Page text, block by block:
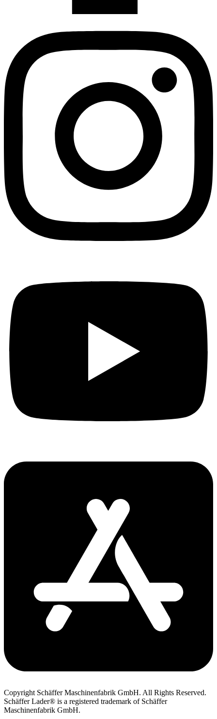
Copyright Schäffer Maschinenfabrik GmbH. All Rights Reserved.
Schäffer Lader® is a registered trademark of Schäffer
Maschinenfabrik GmbH.